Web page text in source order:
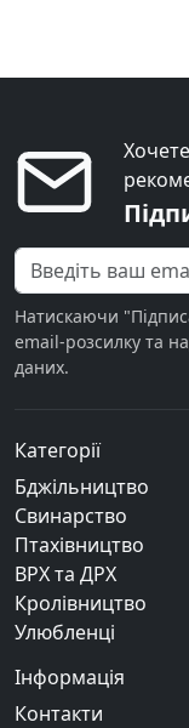
Натискаючи
email-розсилку та
даних.
Категорії
Бджільництво
Свинарство
Птахівництво
ВРХ та ДРХ
Кролівництво
Улюбленці
Інформація
Контакти